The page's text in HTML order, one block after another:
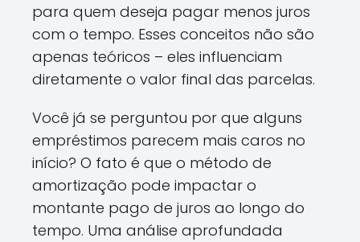
para quem deseja pagar menos juros
com o tempo. Esses conceitos não são
apenas teóricos – eles influenciam
diretamente o valor final das parcelas.
Você já se perguntou por que alguns
empréstimos parecem mais caros no
início? O fato é que o método de
amortização pode impactar o
montante pago de juros ao longo do
tempo. Uma análise aprofundada